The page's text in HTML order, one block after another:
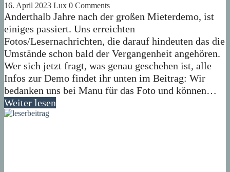
16. April 2023 Lux 0 Comments
Anderthalb Jahre nach der großen Mieterdemo, ist
einiges passiert. Uns erreichten
Fotos/Lesernachrichten, die darauf hindeuten das die
Umstände schon bald der Vergangenheit angehören.
Wer sich jetzt fragt, was genau geschehen ist, alle
Infos zur Demo findet ihr unten im Beitrag: Wir
bedanken uns bei Manu für das Foto und können…
Weiter lesen